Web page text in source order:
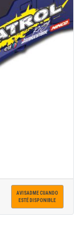
AVISADME CUANDO
ESTÉ DISPONIBLE